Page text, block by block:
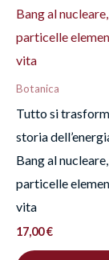
Devi
Botanica
Tutto si
storia
Bang al
particelle
vita
17,00€